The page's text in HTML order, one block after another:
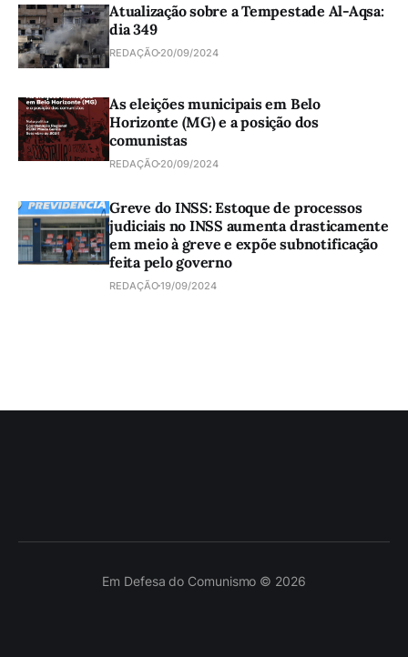
Atualização sobre a Tempestade Al-Aqsa:
dia 349
REDAÇÃO 20/09/2024
As eleições municipais em Belo
Horizonte (MG) e a posição dos
comunistas
REDAÇÃO 20/09/2024
Greve do INSS: Estoque de processos
judiciais no INSS aumenta drasticamente
em meio à greve e expõe subnotificação
feita pelo governo
REDAÇÃO19/09/2024
Em Defesa do Comunismo © 2026